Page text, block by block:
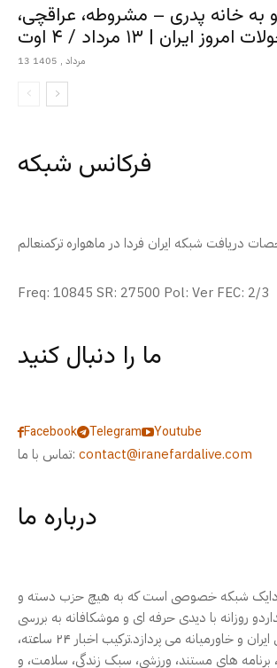
به خانه پدری – مشروطه، عراقچی،
ایران | ۱۳ مرداد / ۴ اوت
13 مرداد , 1405
فرکانس شبکه
Freq: 10845 SR: 27500 Pol: Ver FEC: 2/3
ما را دنبال کنید
Facebook Telegram
Youtube
تماس با ما: contact@iranefardalive.com
درباره ما
فردایک شبکه خصوصی است که به هیچ حزب دسته و
روزانه با دیدی حرفه ای و موشکافانه به بررسی
مهمترین رویدادهای ایران و خاورمیانه می پردازد.ترکیب اخبار ۲۴ ساعته،
برنامه های مستند، ورزشی، سبک زندگی، سلامت، و